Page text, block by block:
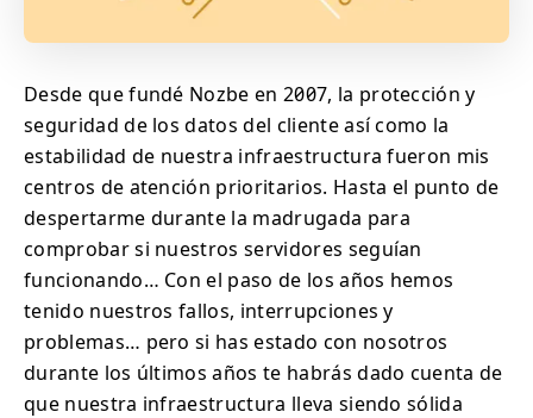
Desde que fundé Nozbe en 2007, la protección y
seguridad de los datos del cliente así como la
estabilidad de nuestra infraestructura fueron mis
centros de atención prioritarios. Hasta el punto de
despertarme durante la madrugada para
comprobar si nuestros servidores seguían
funcionando… Con el paso de los años hemos
tenido nuestros fallos, interrupciones y
problemas… pero si has estado con nosotros
durante los últimos años te habrás dado cuenta de
que nuestra infraestructura lleva siendo sólida